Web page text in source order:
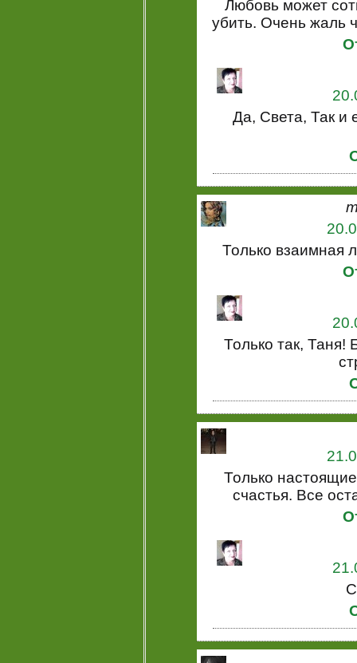
Любовь может
убить. Очень жаль
Да, Света, Так и
Только взаимная
Только так, Таня!
Только
счастья. Все